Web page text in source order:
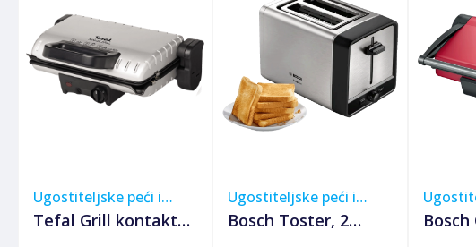
Ugostiteljske peći i
roštilji
Tefal Grill kontaktni,
Ugostiteljske peći i
roštilji
Bosch Toster, 2
roštilji